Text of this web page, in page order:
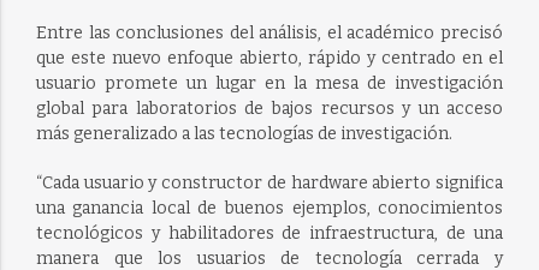
Entre las conclusiones del análisis, el académico precisó
que este nuevo enfoque abierto, rápido y centrado en el
usuario promete un lugar en la mesa de investigación
global para laboratorios de bajos recursos y un acceso
más generalizado a las tecnologías de investigación.
“Cada usuario y constructor de hardware abierto significa
una ganancia local de buenos ejemplos, conocimientos
tecnológicos y habilitadores de infraestructura, de una
manera que los usuarios de tecnología cerrada y